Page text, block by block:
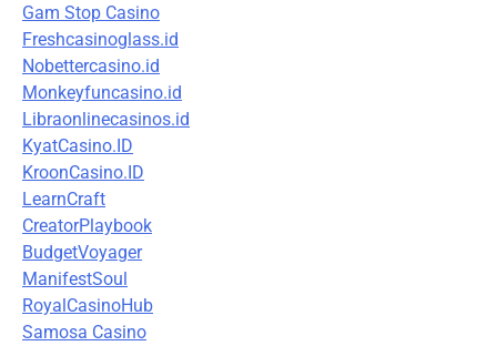
Gam Stop Casino
Freshcasinoglass.id
Nobettercasino.id
Monkeyfuncasino.id
Libraonlinecasinos.id
KyatCasino.ID
KroonCasino.ID
LearnCraft
CreatorPlaybook
BudgetVoyager
ManifestSoul
RoyalCasinoHub
Samosa Casino